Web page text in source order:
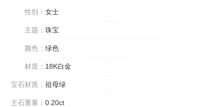
性别： 女士
主题： 珠宝
颜色： 绿色
材质： 18K白金
宝石材质： 祖母绿
主石重量： 0.20ct